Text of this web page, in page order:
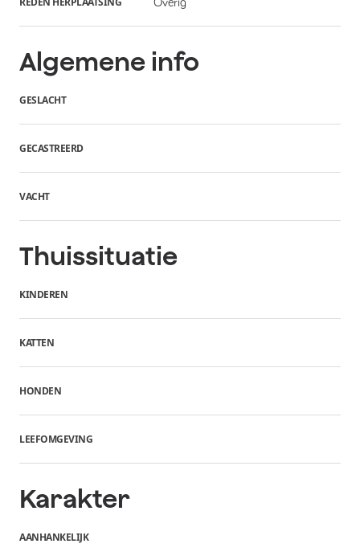
Algemene info
GESLACHT
GECASTREERD
VACHT
Thuissituatie
KINDEREN
KATTEN
HONDEN
LEEFOMGEVING
Karakter
AANHANKELIJK